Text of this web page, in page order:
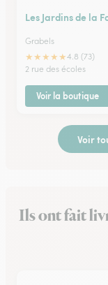
Les Jardins de la
Grabels
★★★★★4.8 (73)
2 rue des écoles
Voir la boutique
Voir
Ils ont fait